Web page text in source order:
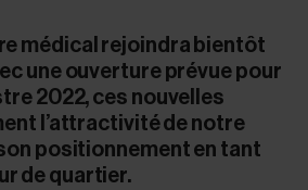
médical rejoindra bientôt
une ouverture prévue pour
2022, ces nouvelles
l’attractivité de notre
positionnement en tant
de quartier.